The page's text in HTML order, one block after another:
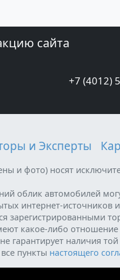
сайта
+7 (4012)
и Эксперты
и фото) носят
облик автомобилей
интернет-источников
зарегистрированными
какое-либо
гарантирует наличия
пункты настоящего